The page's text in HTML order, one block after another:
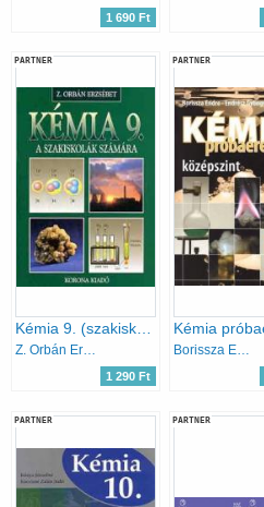
1 690 Ft
PARTNER
Kémia 9. (szakiskola) - KO 0135
Z. Orbán Erzsébet
1 290 Ft
PARTNER
Borissza Endre; Endrész Gyöngyi; Villányi Attila
PARTNER PARTNER